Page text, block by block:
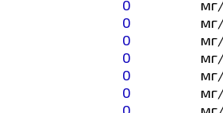
0
0
0
0
0
0
0